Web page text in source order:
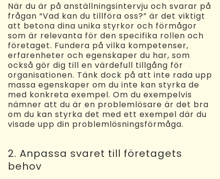
När du är på anställningsintervju och svarar på
frågan “Vad kan du tillföra oss?” är det viktigt
att betona dina unika styrkor och förmågor
som är relevanta för den specifika rollen och
företaget. Fundera på vilka kompetenser,
erfarenheter och egenskaper du har, som
också gör dig till en värdefull tillgång för
organisationen. Tänk dock på att inte rada upp
massa egenskaper om du inte kan styrka de
med konkreta exempel. Om du exempelvis
nämner att du är en problemlösare är det bra
om du kan styrka det med ett exempel där du
visade upp din problemlösningsförmåga.
2. Anpassa svaret till företagets
behov